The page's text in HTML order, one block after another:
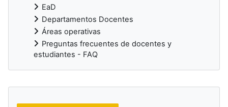
EaD
Departamentos Docentes
Áreas operativas
Preguntas frecuentes de docentes y
estudiantes - FAQ
Bloques suplementarios